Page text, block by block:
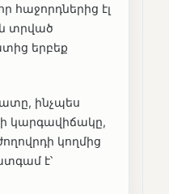
հաջորդներից էլ
տրված
երբեք
ինչպես
կարգավիճակը,
կողմից
է՝